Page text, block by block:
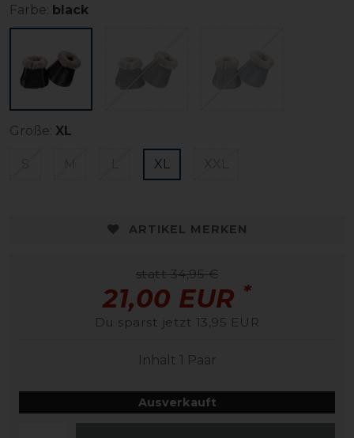
Farbe: black
Größe: XL
XL
ARTIKEL MERKEN
statt 34,95 €
21,00 EUR *
Du sparst jetzt 13,95 EUR
Inhalt 1 Paar
Ausverkauft